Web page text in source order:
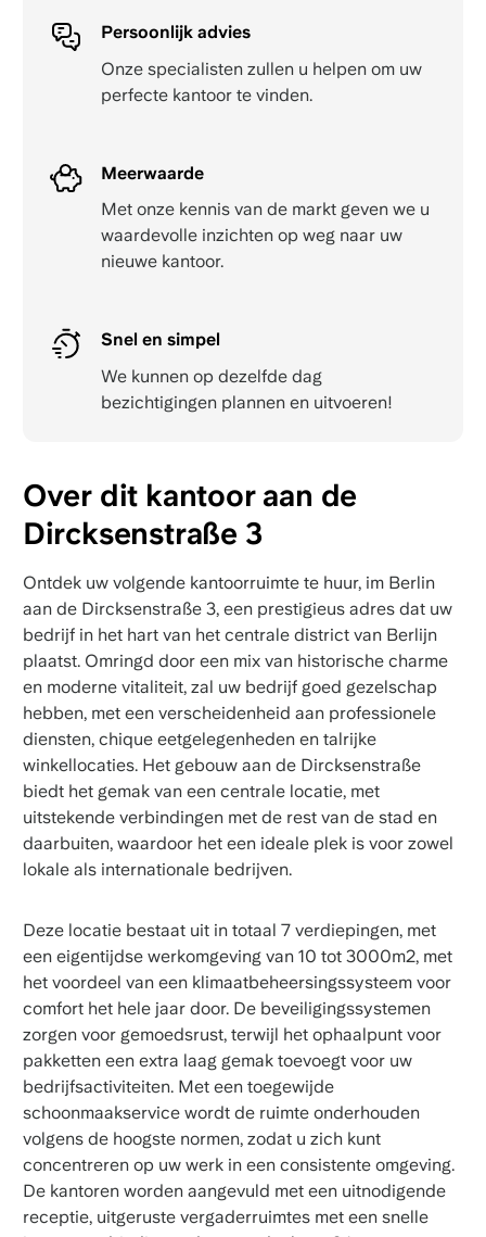
Persoonlijk advies
Onze specialisten zullen u helpen om uw
perfecte kantoor te vinden.
Meerwaarde
Met onze kennis van de markt geven we u
waardevolle inzichten op weg naar uw
nieuwe kantoor.
Snel en simpel
We kunnen op dezelfde dag
bezichtigingen plannen en uitvoeren!
Over dit kantoor aan de
Dircksenstraße 3
Ontdek uw volgende kantoorruimte te huur, im Berlin
aan de Dircksenstraße 3, een prestigieus adres dat uw
bedrijf in het hart van het centrale district van Berlijn
plaatst. Omringd door een mix van historische charme
en moderne vitaliteit, zal uw bedrijf goed gezelschap
hebben, met een verscheidenheid aan professionele
diensten, chique eetgelegenheden en talrijke
winkellocaties. Het gebouw aan de Dircksenstraße
biedt het gemak van een centrale locatie, met
uitstekende verbindingen met de rest van de stad en
daarbuiten, waardoor het een ideale plek is voor zowel
lokale als internationale bedrijven.
Deze locatie bestaat uit in totaal 7 verdiepingen, met
een eigentijdse werkomgeving van 10 tot 3000m2, met
het voordeel van een klimaatbeheersingssysteem voor
comfort het hele jaar door. De beveiligingssystemen
zorgen voor gemoedsrust, terwijl het ophaalpunt voor
pakketten een extra laag gemak toevoegt voor uw
bedrijfsactiviteiten. Met een toegewijde
schoonmaakservice wordt de ruimte onderhouden
volgens de hoogste normen, zodat u zich kunt
concentreren op uw werk in een consistente omgeving.
De kantoren worden aangevuld met een uitnodigende
receptie, uitgeruste vergaderruimtes met een snelle